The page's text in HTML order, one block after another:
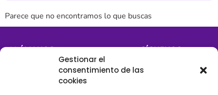
Gestionar el
consentimiento de las
cookies
Parece que no encontramos lo que buscas
LLÁMANOS
+34 608 196 565
SÍGUENOS